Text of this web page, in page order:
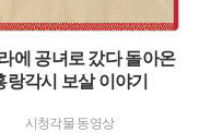
에 공녀로 갔다 돌아온
랑각시 보살 이야기
시청각물 동영상